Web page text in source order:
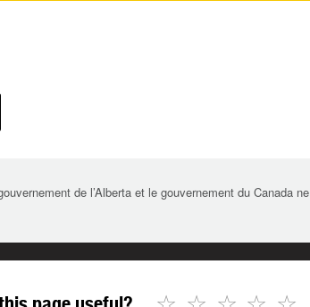
de l’Alberta et le gouvernement du Canada